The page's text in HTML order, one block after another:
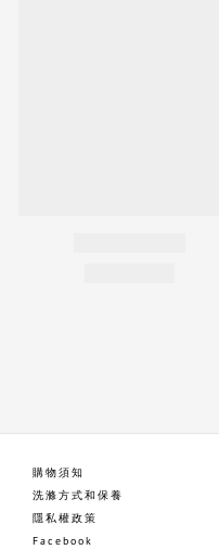
購物須知
洗滌方式和保養
隱私權政策
Facebook